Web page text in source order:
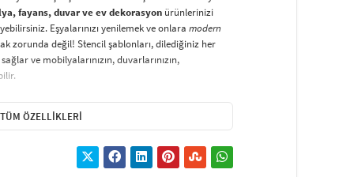
fayans, duvar ve ev dekorasyon ürünlerinizi
Eşyalarınızı yenilemek ve onlara modern
zorunda değil! Stencil şablonları, dilediğiniz her
sağlar ve mobilyalarınızın, duvarlarınızın,
Evinizi, kişisel zevkinizle özelleştirebilir
El işi ve ev dekorasyonusevenler için stencil,
kullanılabilir. Özel hammaddeden üretilen
ÖZELLIKLERI